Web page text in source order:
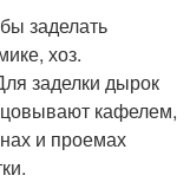
заделать
хоз.
заделки дырок
кафелем,
и проемах